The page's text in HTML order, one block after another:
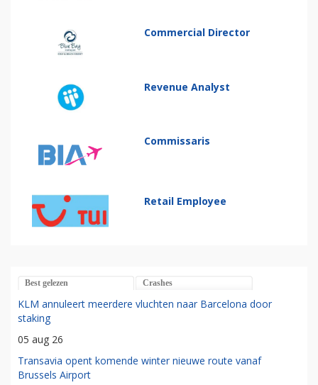
Commercial Director
Revenue Analyst
Commissaris
Retail Employee
Best gelezen Crashes
KLM annuleert meerdere vluchten naar Barcelona door
staking
05 aug 26
Transavia opent komende winter nieuwe route vanaf
Brussels Airport